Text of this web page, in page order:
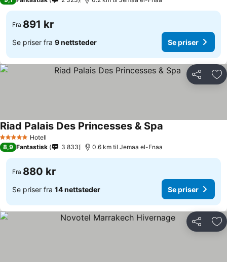
Fra 891 kr
Se priser fra 9 nettsteder Se priser
Del
5 Stjerner Hotell
Riad Palais Des Princesses & Spa
8,9 Fantastisk 3 833 0.6 km til Jemaa el-Fnaa
Fra 880 kr
Se priser fra 14 nettsteder Se priser
Del